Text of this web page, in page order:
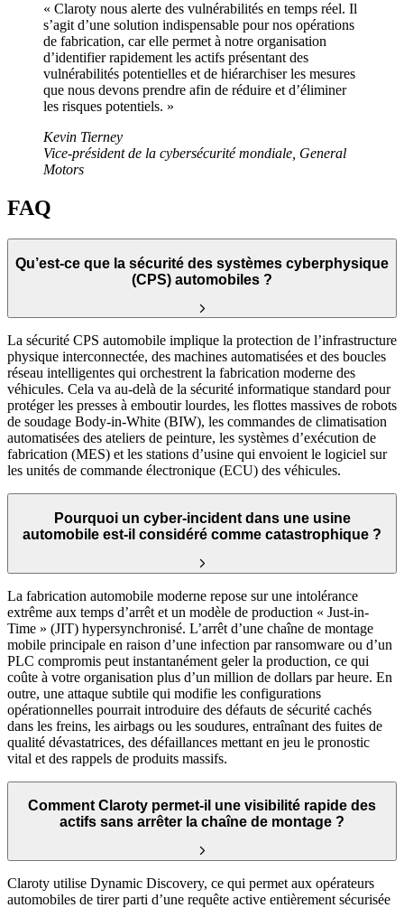
« Claroty nous alerte des vulnérabilités en temps réel. Il
s’agit d’une solution indispensable pour nos opérations
de fabrication, car elle permet à notre organisation
d’identifier rapidement les actifs présentant des
vulnérabilités potentielles et de hiérarchiser les mesures
que nous devons prendre afin de réduire et d’éliminer
les risques potentiels. »
Kevin Tierney
Vice-président de la cybersécurité mondiale, General
Motors
FAQ
Qu’est-ce que la sécurité des systèmes cyberphysique
(CPS) automobiles ?
La sécurité CPS automobile implique la protection de l’infrastructure
physique interconnectée, des machines automatisées et des boucles
réseau intelligentes qui orchestrent la fabrication moderne des
véhicules. Cela va au-delà de la sécurité informatique standard pour
protéger les presses à emboutir lourdes, les flottes massives de robots
de soudage Body-in-White (BIW), les commandes de climatisation
automatisées des ateliers de peinture, les systèmes d’exécution de
fabrication (MES) et les stations d’usine qui envoient le logiciel sur
les unités de commande électronique (ECU) des véhicules.
Pourquoi un cyber-incident dans une usine
automobile est-il considéré comme catastrophique ?
La fabrication automobile moderne repose sur une intolérance
extrême aux temps d’arrêt et un modèle de production « Just-in-
Time » (JIT) hypersynchronisé. L’arrêt d’une chaîne de montage
mobile principale en raison d’une infection par ransomware ou d’un
PLC compromis peut instantanément geler la production, ce qui
coûte à votre organisation plus d’un million de dollars par heure. En
outre, une attaque subtile qui modifie les configurations
opérationnelles pourrait introduire des défauts de sécurité cachés
dans les freins, les airbags ou les soudures, entraînant des fuites de
qualité dévastatrices, des défaillances mettant en jeu le pronostic
vital et des rappels de produits massifs.
Comment Claroty permet-il une visibilité rapide des
actifs sans arrêter la chaîne de montage ?
Claroty utilise Dynamic Discovery, ce qui permet aux opérateurs
automobiles de tirer parti d’une requête active entièrement sécurisée